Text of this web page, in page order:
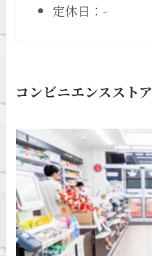
定休日：-
コンビニエンスストア